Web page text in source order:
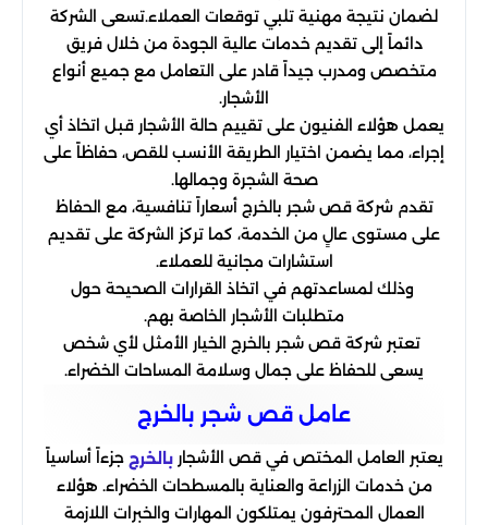
لضمان نتيجة مهنية تلبي توقعات العملاء.تسعى الشركة
دائماً إلى تقديم خدمات عالية الجودة من خلال فريق
متخصص ومدرب جيداً قادر على التعامل مع جميع أنواع
الأشجار.
يعمل هؤلاء الفنيون على تقييم حالة الأشجار قبل اتخاذ أي
إجراء، مما يضمن اختيار الطريقة الأنسب للقص، حفاظاً على
صحة الشجرة وجمالها.
تقدم شركة قص شجر بالخرج أسعاراً تنافسية، مع الحفاظ
على مستوى عالٍ من الخدمة، كما تركز الشركة على تقديم
استشارات مجانية للعملاء.
وذلك لمساعدتهم في اتخاذ القرارات الصحيحة حول
متطلبات الأشجار الخاصة بهم.
تعتبر شركة قص شجر بالخرج الخيار الأمثل لأي شخص
يسعى للحفاظ على جمال وسلامة المساحات الخضراء.
عامل قص شجر بالخرج
يعتبر العامل المختص في قص الأشجاربالخرج جزءاً أساسياً
من خدمات الزراعة والعناية بالمسطحات الخضراء. هؤلاء
العمال المحترفون يمتلكون المهارات والخبرات اللازمة